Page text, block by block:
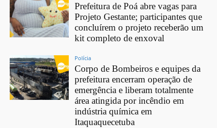
Prefeitura de Poá abre vagas para
Projeto Gestante; participantes que
concluírem o projeto receberão um
kit completo de enxoval
Polícia
Corpo de Bombeiros e equipes da
prefeitura encerram operação de
emergência e liberam totalmente
área atingida por incêndio em
indústria química em
Itaquaquecetuba